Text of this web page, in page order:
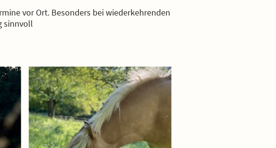
vor Ort. Besonders bei wiederkehrenden
sinnvoll